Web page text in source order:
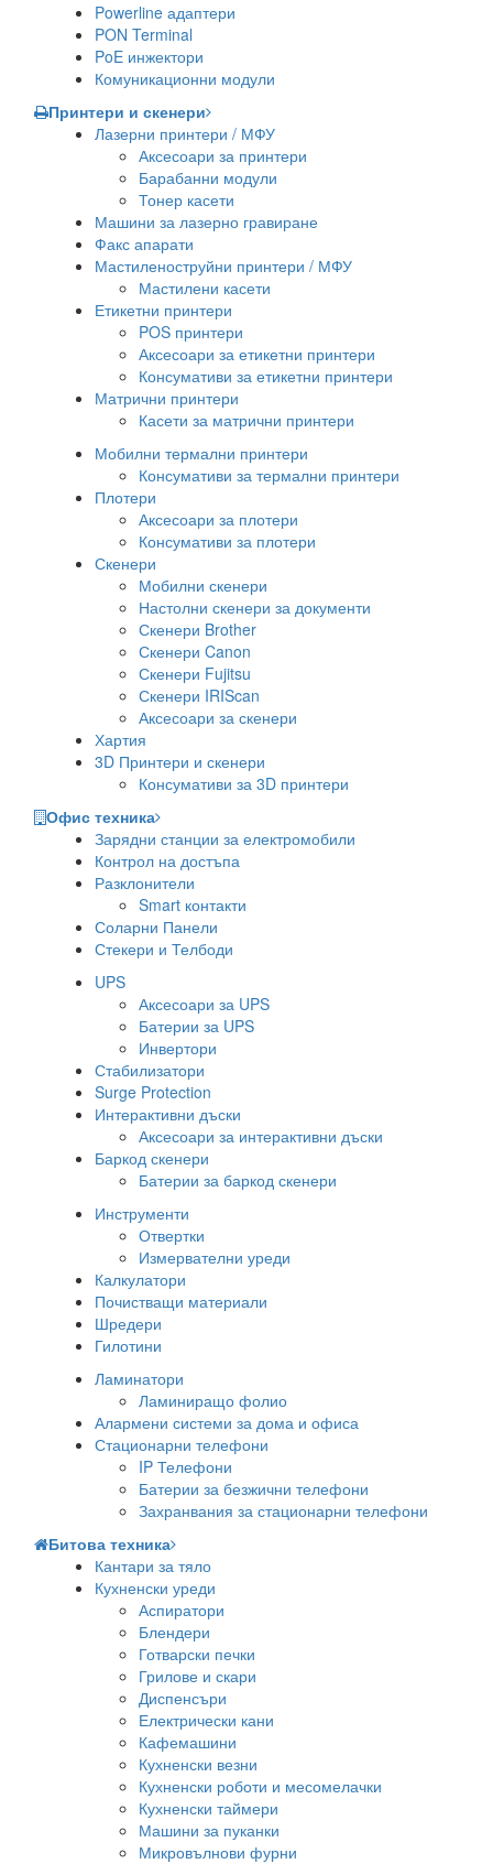
Powerline адаптери
PON Terminal
PoE инжектори
Комуникационни модули
Принтери и скенери
Лазерни принтери / МФУ
Аксесоари за принтери
Барабанни модули
Тонер касети
Машини за лазерно гравиране
Факс апарати
Мастиленоструйни принтери / МФУ
Мастилени касети
Етикетни принтери
POS принтери
Аксесоари за етикетни принтери
Консумативи за етикетни принтери
Матрични принтери
Касети за матрични принтери
Мобилни термални принтери
Консумативи за термални принтери
Плотери
Аксесоари за плотери
Консумативи за плотери
Скенери
Мобилни скенери
Настолни скенери за документи
Скенери Brother
Скенери Canon
Скенери Fujitsu
Скенери IRIScan
Аксесоари за скенери
Хартия
3D Принтери и скенери
Консумативи за 3D принтери
Офис техника
Зарядни станции за електромобили
Контрол на достъпа
Разклонители
Smart контакти
Соларни Панели
Стекери и Телбоди
UPS
Аксесоари за UPS
Батерии за UPS
Инвертори
Стабилизатори
Surge Protection
Интерактивни дъски
Аксесоари за интерактивни дъски
Баркод скенери
Батерии за баркод скенери
Инструменти
Отвертки
Измервателни уреди
Калкулатори
Почистващи материали
Шредери
Гилотини
Ламинатори
Ламиниращо фолио
Алармени системи за дома и офиса
Стационарни телефони
IP Телефони
Батерии за безжични телефони
Захранвания за стационарни телефони
Битова техника
Кантари за тяло
Кухненски уреди
Аспиратори
Блендери
Готварски печки
Грилове и скари
Диспенсъри
Електрически кани
Кафемашини
Кухненски везни
Кухненски роботи и месомелачки
Кухненски таймери
Машини за пуканки
Микровълнови фурни